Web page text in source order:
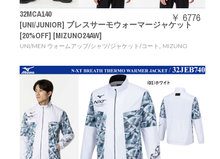
32MCA140
[UNI/JUNIOR] ブレスサーモウォーマージャケット
[20%OFF] [MIZUNO24AW]
UNI/MEN ウォームアップ/シャツ/ジャケット/コート , MIZUNO
￥ 6776